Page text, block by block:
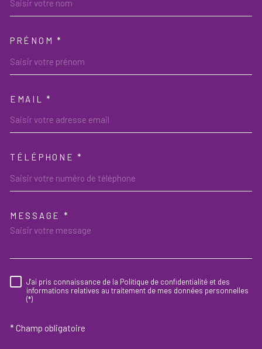
PRÉNOM *
EMAIL *
TÉLÉPHONE *
MESSAGE *
RÈGLEMENTATION
J'ai pris connaissance de la Politique de confidentialité et des
informations relatives au traitement de mes données personnelles
(*)
* Champ obligatoire